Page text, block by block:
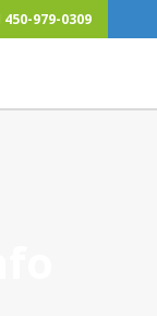
450-979-0309